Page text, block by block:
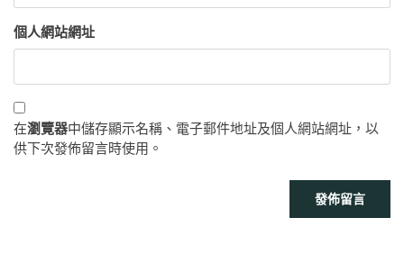
個人網站網址
在瀏覽器中儲存顯示名稱、電子郵件地址及個人網站網址，以
供下次發佈留言時使用。